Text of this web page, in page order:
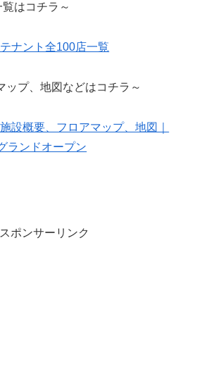
はコチラ～
ナント全100店一覧
ップ、地図などはコチラ～
設概要、フロアマップ、地図｜
ランドオープン
スポンサーリンク